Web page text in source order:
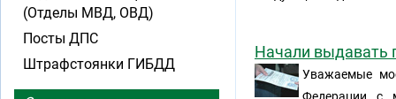
Начали выдавать
Уважаемые
(Отделы МВД, ОВД)
Посты ДПС
Штрафстоянки ГИБДД